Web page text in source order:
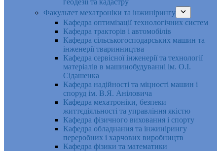
геодезії та кадастру
Факультет мехатроніки та інжинірингу
Кафедра оптимізації технологічних систем
Кафедра тракторів і автомобілів
Кафедра сільськогосподарських машин та
інженерії тваринництва
Кафедра cервісної інженерії та технології
матеріалів в машинобудуванні ім. О.І.
Сідашенка
Кафедра надійності та міцності машин і
споруд ім. В.Я. Аніловича
Кафедра мехатроніки, безпеки
життєдіяльності та управління якістю
Кафедра фізичного виховання і спорту
Кафедра обладнання та інжинірингу
переробних і харчових виробництв
Кафедра фізики та математики